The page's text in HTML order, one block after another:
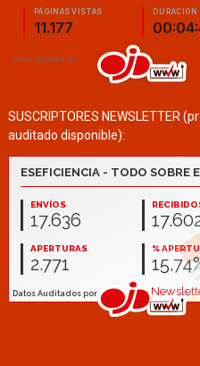
SUSCRIPTORES NEWSLETTER
auditado disponible):